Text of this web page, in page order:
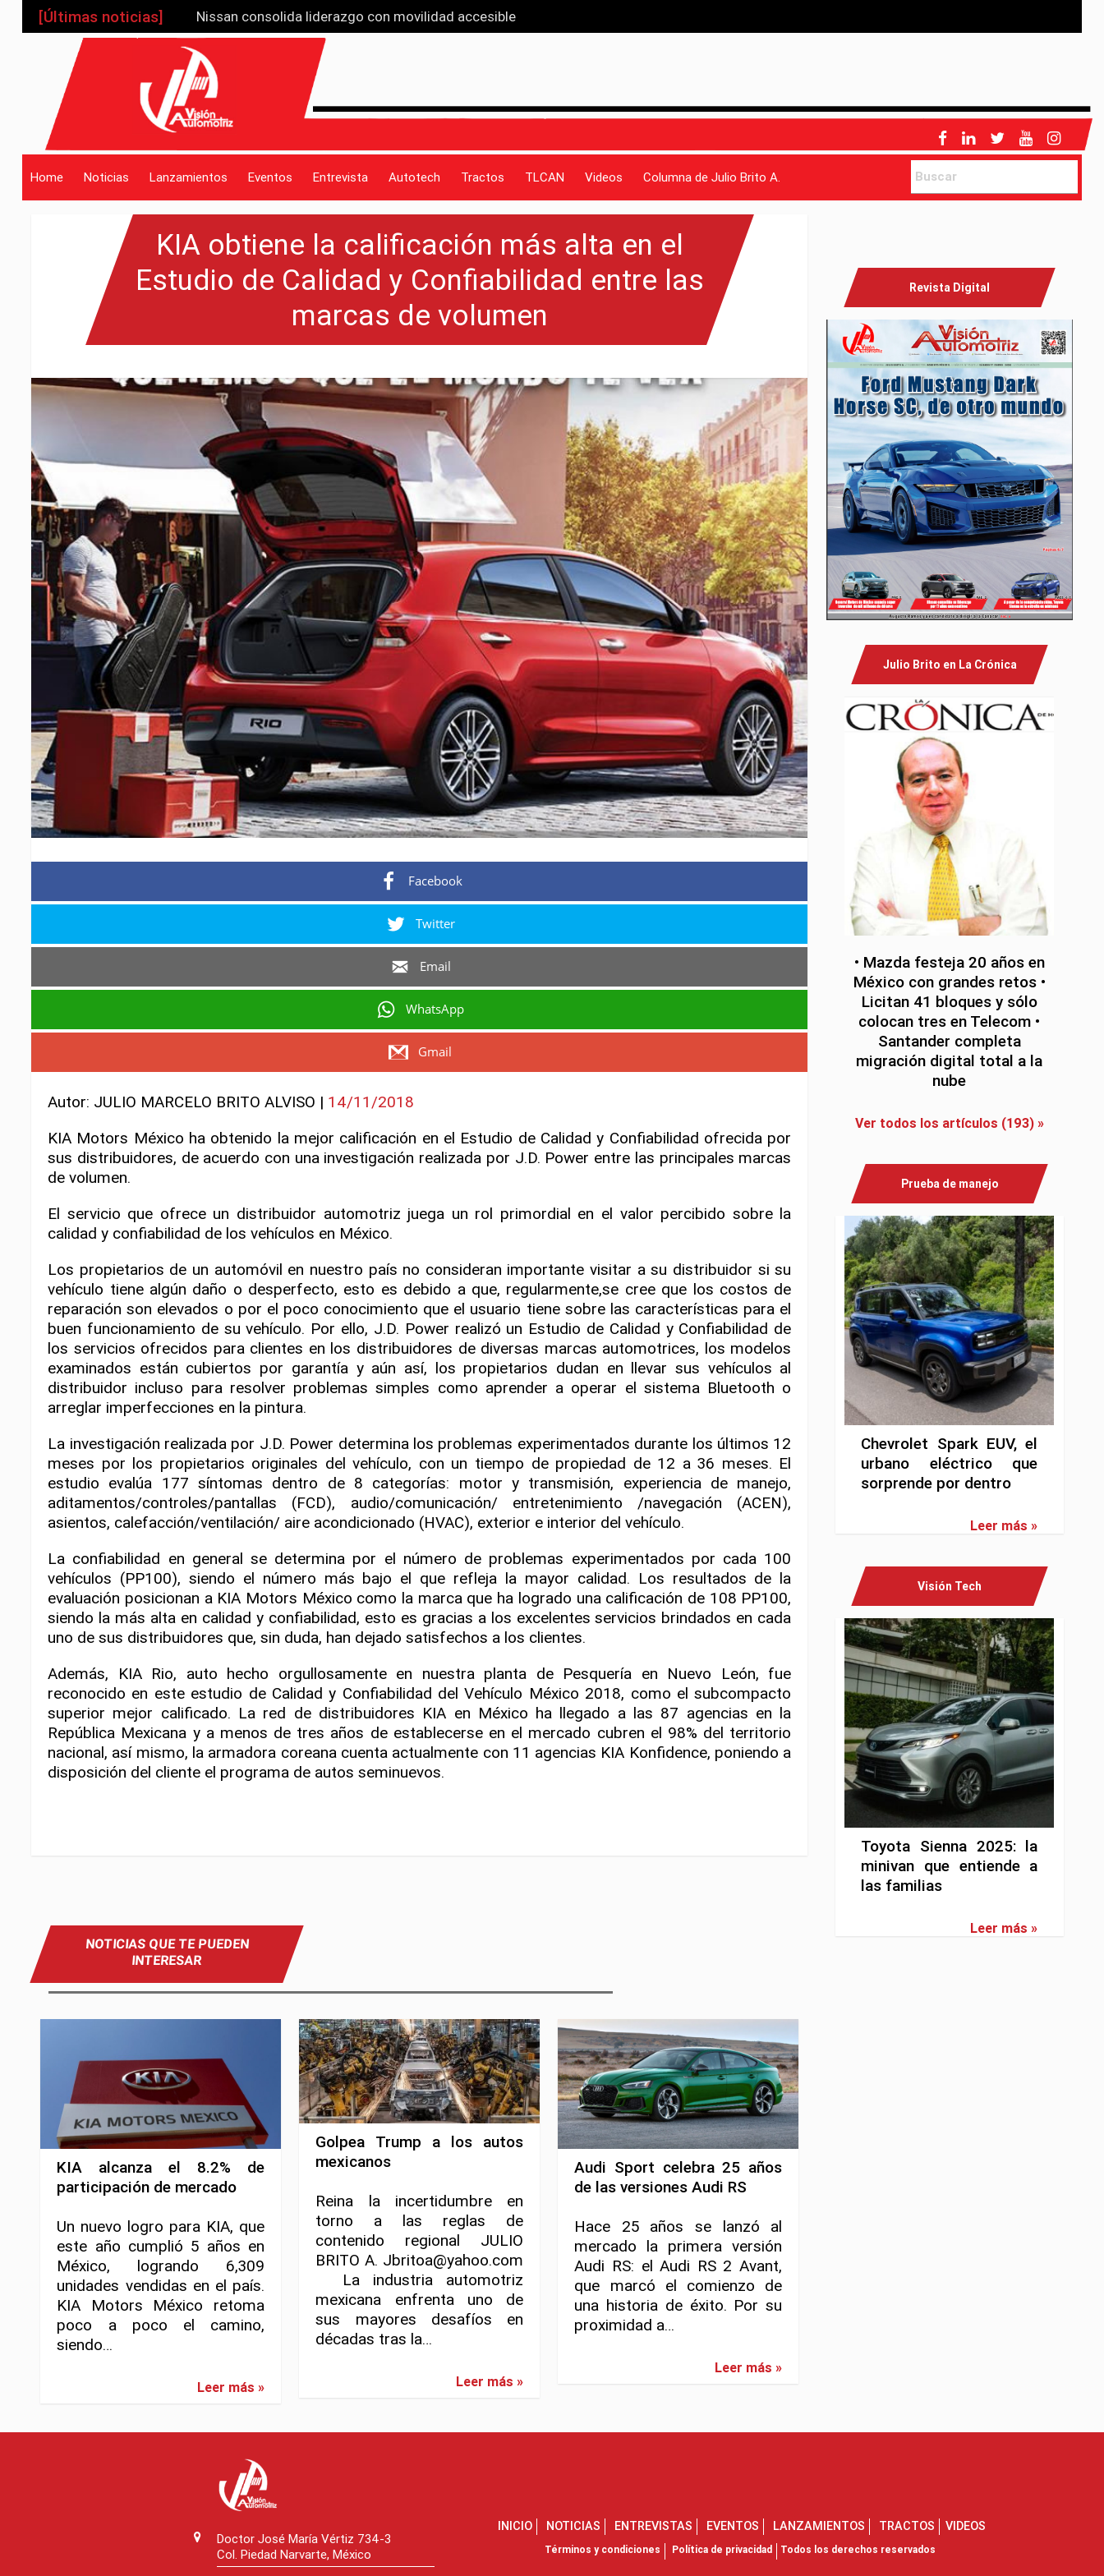
[Últimas noticias]
Nissan consolida liderazgo con movilidad accesible
Toyota Sienna 2025: la minivan que entiende a las familias
Kia K4 Sportswagon eleva diseño y funcionalidad
JETOUR G700, gira sobre su propio eje
Mitsubishi de México logra récord en ventas: Ah-Kin Vázquez
Home Noticias Lanzamientos Eventos Entrevista Autotech Tractos TLCAN Videos Columna de Julio Brito A.
KIA obtiene la calificación más alta en el
Estudio de Calidad y Confiabilidad entre las
marcas de volumen
Facebook
Twitter
Email
WhatsApp
Gmail
Autor: JULIO MARCELO BRITO ALVISO | 14/11/2018
KIA Motors México ha obtenido la mejor calificación en el Estudio de Calidad y Confiabilidad ofrecida por
sus distribuidores, de acuerdo con una investigación realizada por J.D. Power entre las principales marcas
de volumen.
El servicio que ofrece un distribuidor automotriz juega un rol primordial en el valor percibido sobre la
calidad y confiabilidad de los vehículos en México.
Los propietarios de un automóvil en nuestro país no consideran importante visitar a su distribuidor si su
vehículo tiene algún daño o desperfecto, esto es debido a que, regularmente,se cree que los costos de
reparación son elevados o por el poco conocimiento que el usuario tiene sobre las características para el
buen funcionamiento de su vehículo. Por ello, J.D. Power realizó un Estudio de Calidad y Confiabilidad de
los servicios ofrecidos para clientes en los distribuidores de diversas marcas automotrices, los modelos
examinados están cubiertos por garantía y aún así, los propietarios dudan en llevar sus vehículos al
distribuidor incluso para resolver problemas simples como aprender a operar el sistema Bluetooth o
arreglar imperfecciones en la pintura.
La investigación realizada por J.D. Power determina los problemas experimentados durante los últimos 12
meses por los propietarios originales del vehículo, con un tiempo de propiedad de 12 a 36 meses. El
estudio evalúa 177 síntomas dentro de 8 categorías: motor y transmisión, experiencia de manejo,
aditamentos/controles/pantallas (FCD), audio/comunicación/ entretenimiento /navegación (ACEN),
asientos, calefacción/ventilación/ aire acondicionado (HVAC), exterior e interior del vehículo.
La confiabilidad en general se determina por el número de problemas experimentados por cada 100
vehículos (PP100), siendo el número más bajo el que refleja la mayor calidad. Los resultados de la
evaluación posicionan a KIA Motors México como la marca que ha logrado una calificación de 108 PP100,
siendo la más alta en calidad y confiabilidad, esto es gracias a los excelentes servicios brindados en cada
uno de sus distribuidores que, sin duda, han dejado satisfechos a los clientes.
Además, KIA Rio, auto hecho orgullosamente en nuestra planta de Pesquería en Nuevo León, fue
reconocido en este estudio de Calidad y Confiabilidad del Vehículo México 2018, como el subcompacto
superior mejor calificado. La red de distribuidores KIA en México ha llegado a las 87 agencias en la
República Mexicana y a menos de tres años de establecerse en el mercado cubren el 98% del territorio
nacional, así mismo, la armadora coreana cuenta actualmente con 11 agencias KIA Konfidence, poniendo a
disposición del cliente el programa de autos seminuevos.
NOTICIAS QUE TE PUEDEN
INTERESAR
KIA alcanza el 8.2% de
participación de mercado
Un nuevo logro para KIA, que
este año cumplió 5 años en
México, logrando 6,309
unidades vendidas en el país.
KIA Motors México retoma
poco a poco el camino,
siendo…
Leer más »
Golpea Trump a los autos
mexicanos
Reina la incertidumbre en
torno a las reglas de
contenido regional JULIO
BRITO A. Jbritoa@yahoo.com
La industria automotriz
mexicana enfrenta uno de
sus mayores desafíos en
décadas tras la…
Leer más »
Audi Sport celebra 25 años
de las versiones Audi RS
Hace 25 años se lanzó al
mercado la primera versión
Audi RS: el Audi RS 2 Avant,
que marcó el comienzo de
una historia de éxito. Por su
proximidad a…
Leer más »
Revista Digital
Julio Brito en La Crónica
• Mazda festeja 20 años en
México con grandes retos •
Licitan 41 bloques y sólo
colocan tres en Telecom •
Santander completa
migración digital total a la
nube
Ver todos los artículos (193) »
Prueba de manejo
Chevrolet Spark EUV, el
urbano eléctrico que
sorprende por dentro
Leer más »
Visión Tech
Toyota Sienna 2025: la
minivan que entiende a
las familias
Leer más »
Doctor José María Vértiz 734-3
Col. Piedad Narvarte, México
INICIO NOTICIAS ENTREVISTAS EVENTOS LANZAMIENTOS TRACTOS VIDEOS
Términos y condiciones Política de privacidad Todos los derechos reservados